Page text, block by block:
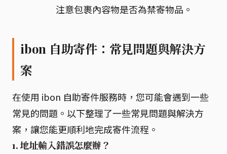
注意包裹內容物是否為禁寄物品。
ibon 自助寄件：常見問題與解決方
案
在使用 ibon 自助寄件服務時，您可能會遇到一些
常見的問題。以下整理了一些常見問題與解決方
案，讓您能更順利地完成寄件流程。
1. 地址輸入錯誤怎麼辦？